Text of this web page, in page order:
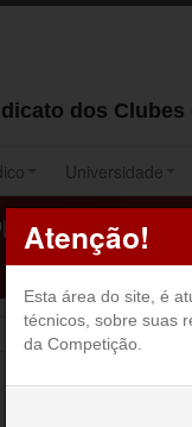
dos Clubes
Universidade
de Futsal
Atenção!
Esta área do site, é
técnicos, sobre suas
da Competição.